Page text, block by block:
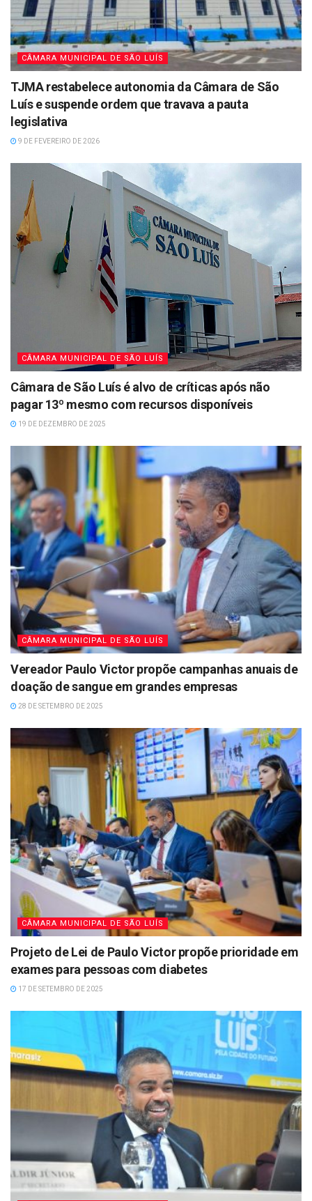
CÂMARA MUNICIPAL DE SÃO LUÍS
TJMA restabelece autonomia da Câmara de São
Luís e suspende ordem que travava a pauta
legislativa
9 DE FEVEREIRO DE 2026
CÂMARA MUNICIPAL DE SÃO LUÍS
Câmara de São Luís é alvo de críticas após não
pagar 13º mesmo com recursos disponíveis
19 DE DEZEMBRO DE 2025
CÂMARA MUNICIPAL DE SÃO LUÍS
Vereador Paulo Victor propõe campanhas anuais de
doação de sangue em grandes empresas
28 DE SETEMBRO DE 2025
CÂMARA MUNICIPAL DE SÃO LUÍS
Projeto de Lei de Paulo Victor propõe prioridade em
exames para pessoas com diabetes
17 DE SETEMBRO DE 2025